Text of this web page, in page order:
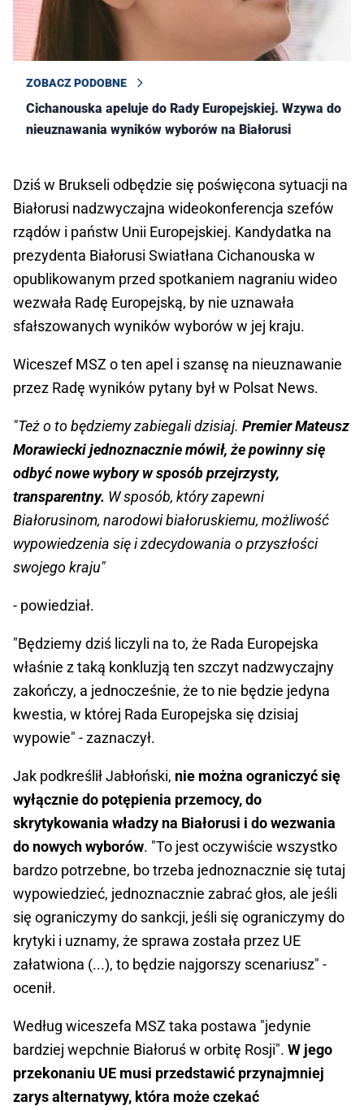
ZOBACZ PODOBNE
Cichanouska apeluje do Rady Europejskiej. Wzywa do
nieuznawania wyników wyborów na Białorusi
Dziś w Brukseli odbędzie się poświęcona sytuacji na
Białorusi nadzwyczajna wideokonferencja szefów
rządów i państw Unii Europejskiej. Kandydatka na
prezydenta Białorusi Swiatłana Cichanouska w
opublikowanym przed spotkaniem nagraniu wideo
wezwała Radę Europejską, by nie uznawała
sfałszowanych wyników wyborów w jej kraju.
Wiceszef MSZ o ten apel i szansę na nieuznawanie
przez Radę wyników pytany był w Polsat News.
"Też o to będziemy zabiegali dzisiaj. Premier Mateusz
Morawiecki jednoznacznie mówił, że powinny się
odbyć nowe wybory w sposób przejrzysty,
transparentny. W sposób, który zapewni
Białorusinom, narodowi białoruskiemu, możliwość
wypowiedzenia się i zdecydowania o przyszłości
swojego kraju"
- powiedział.
"Będziemy dziś liczyli na to, że Rada Europejska
właśnie z taką konkluzją ten szczyt nadzwyczajny
zakończy, a jednocześnie, że to nie będzie jedyna
kwestia, w której Rada Europejska się dzisiaj
wypowie" - zaznaczył.
Jak podkreślił Jabłoński, nie można ograniczyć się
wyłącznie do potępienia przemocy, do
skrytykowania władzy na Białorusi i do wezwania
do nowych wyborów. "To jest oczywiście wszystko
bardzo potrzebne, bo trzeba jednoznacznie się tutaj
wypowiedzieć, jednoznacznie zabrać głos, ale jeśli
się ograniczymy do sankcji, jeśli się ograniczymy do
krytyki i uznamy, że sprawa została przez UE
załatwiona (...), to będzie najgorszy scenariusz" -
ocenił.
Według wiceszefa MSZ taka postawa "jedynie
bardziej wepchnie Białoruś w orbitę Rosji". W jego
przekonaniu UE musi przedstawić przynajmniej
zarys alternatywy, która może czekać